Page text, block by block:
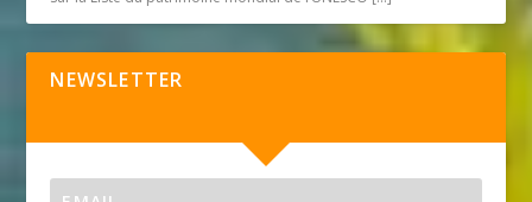
NEWSLETTER